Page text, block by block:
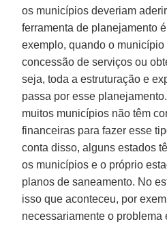
os municípios deveriam
ferramenta de planejamento
exemplo, quando o município
concessão de serviços ou
seja, toda a estruturação e
passa por esse
muitos municípios não têm
financeiras para fazer esse
conta disso, alguns estados
os municípios e o próprio
planos de saneamento. No
isso que aconteceu, por
necessariamente o problema